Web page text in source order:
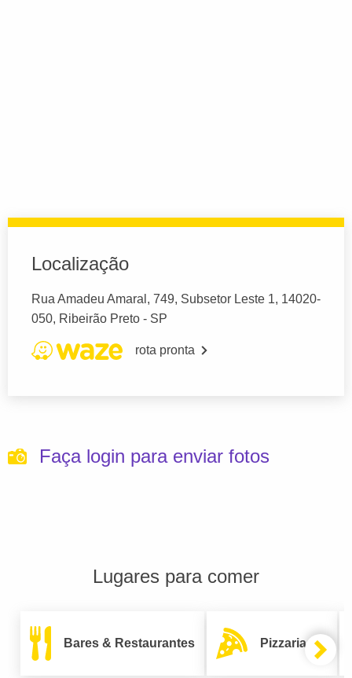
Localização
Rua Amadeu Amaral, 749, Subsetor Leste 1, 14020-
050, Ribeirão Preto - SP
rota pronta
Faça login para enviar fotos
Lugares para comer
Bares & Restaurantes Pizzarias